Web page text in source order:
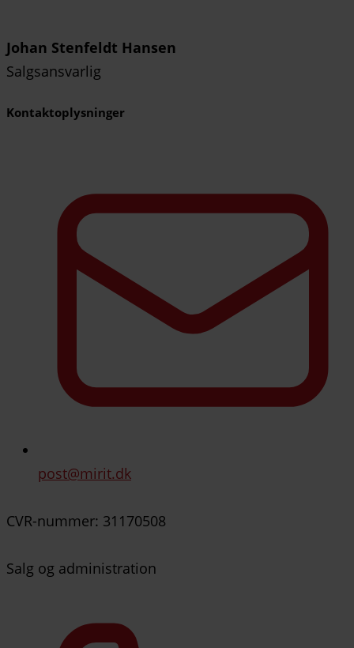
Johan Stenfeldt Hansen
Salgsansvarlig
Kontaktoplysninger
post@mirit.dk
CVR-nummer: 31170508
Salg og administration